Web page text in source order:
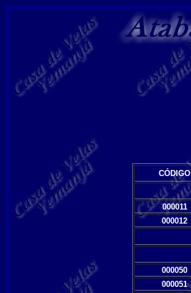
CÓDIGO
000011
000012
000050
000051